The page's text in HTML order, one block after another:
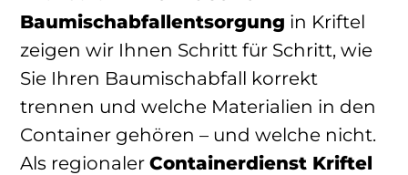
Baumischabfallentsorgung in Kriftel
zeigen wir Ihnen Schritt für Schritt, wie
Sie Ihren Baumischabfall korrekt
trennen und welche Materialien in den
Container gehören – und welche nicht.
Als regionaler Containerdienst Kriftel